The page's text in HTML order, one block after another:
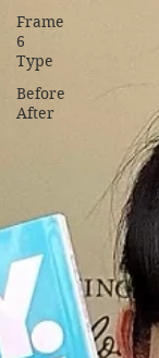
Frame
6
Type
Before
After